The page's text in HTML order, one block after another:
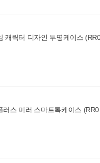
캐릭터 디자인 투명케이스
러스 미러 스마트톡케이스 (RR0